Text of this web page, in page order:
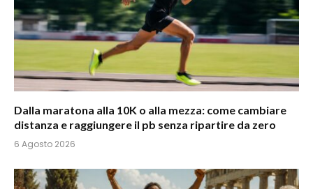
Dalla maratona alla 10K o alla mezza: come cambiare
distanza e raggiungere il pb senza ripartire da zero
6 Agosto 2026